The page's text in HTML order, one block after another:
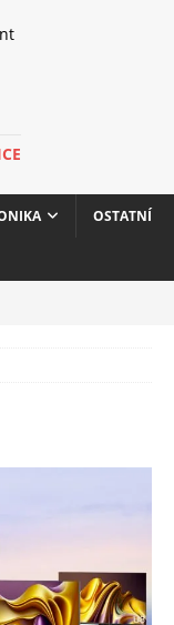
OSTATNÍ